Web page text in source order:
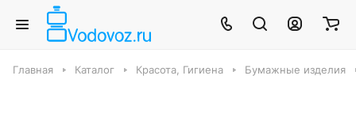
Главная Каталог Красота, Гигиена Бумажные изделия